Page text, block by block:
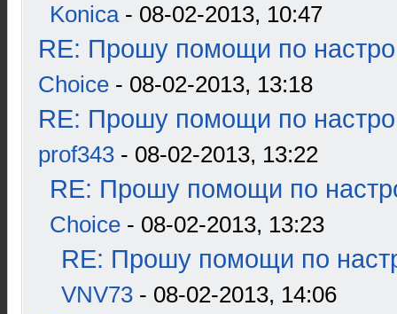
Konica- 08-02-2013, 10:47
RE: Прошу помощи по
Choice - 08-02-2013, 13:18
RE: Прошу помощи по
prof343 - 08-02-2013, 13:22
RE: Прошу помощи по
Choice - 08-02-2013, 13:23
RE: Прошу помощи по
VNV73 - 08-02-2013, 14:06